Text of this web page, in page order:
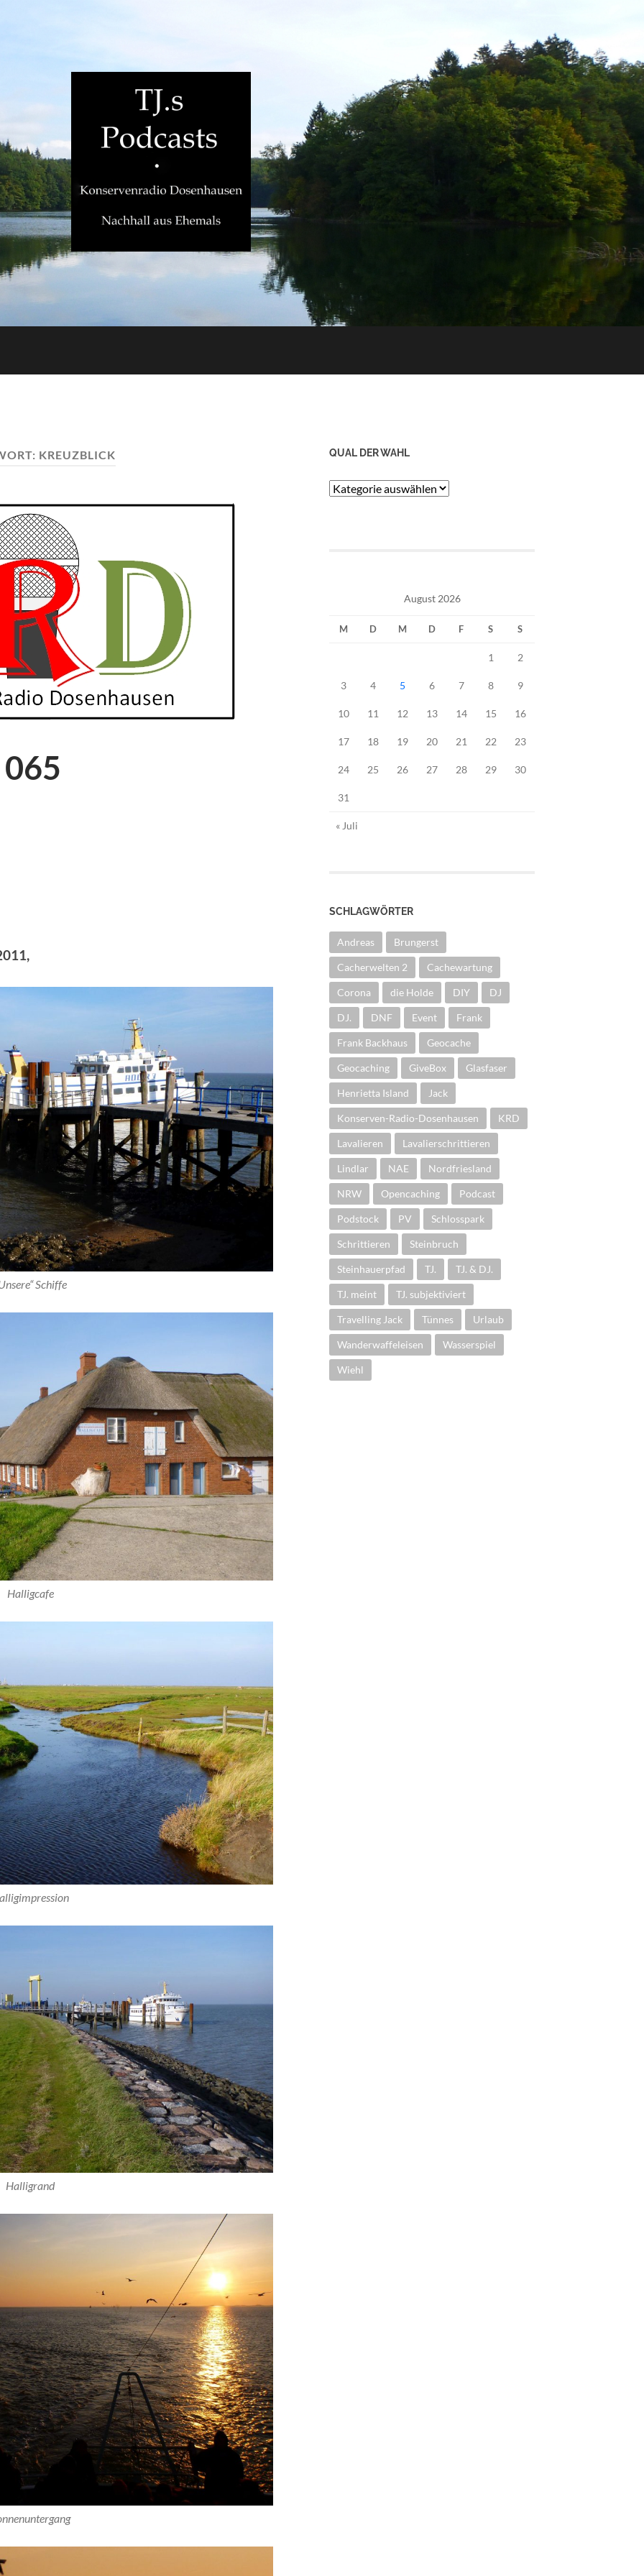
KREUZBLICK
Schiffe
Halligcafe
Halligrand
QUAL DER WAHL
Qual
August 2026
M D M D F S S
1 2
3 4 5 6 7 8 9
10 11 12 13 14 15 16
17 18 19 20 21 22 23
24 25 26 27 28 29 30
31
« Juli
SCHLAGWÖRTER
Andreas Brungerst
Cacherwelten 2 Cachewartung
Corona die Holde DIY DJ
DJ. DNF Event Frank
Frank Backhaus Geocache
Geocaching GiveBox Glasfaser
Henrietta Island Jack
Konserven-Radio-Dosenhausen KRD
Lavalieren Lavalierschrittieren
Lindlar NAE Nordfriesland
NRW Opencaching Podcast
Podstock PV Schlosspark
Schrittieren Steinbruch
Steinhauerpfad TJ. TJ. & DJ.
TJ. meint TJ. subjektiviert
Travelling Jack Tünnes Urlaub
Wanderwaffeleisen Wasserspiel
Wiehl